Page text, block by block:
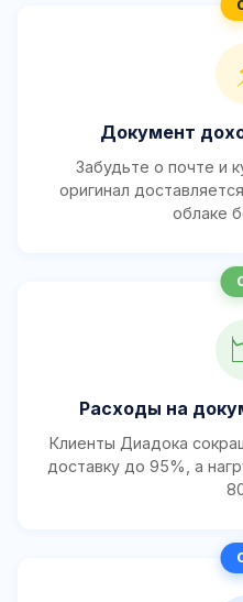
Документ
Забудьте о почте и
оригинал
облаке
Расходы на
Клиенты Диадока
доставку до 95%, а